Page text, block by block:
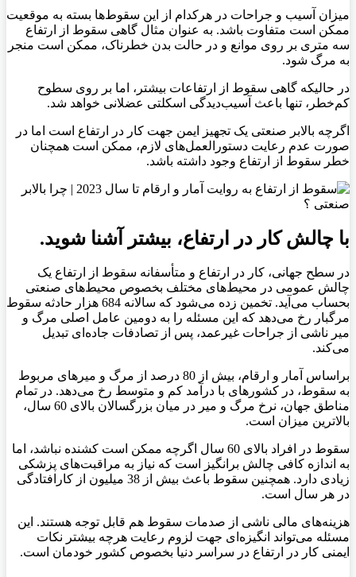
میزان آسیب و جراحات در هرکدام از این سقوط‌ها بسته به موقعیت
ممکن است متفاوت باشد. به عنوان مثال گاهی سقوط از ارتفاع
سه متری بر روی موانع و در حالت بدن خطرناک، ممکن است منجر
به مرگ شود.
در حالیکه گاهی سقوط از ارتفاعات بیشتر، اما بر روی سطوح
کم‌خطر، تنها باعث آسیب‌دیدگی اسکلتی عضلانی خواهد شد.
اگرچه بالابر صنعتی یک تجهیز ایمن جهت کار در ارتفاع است اما در
صورت عدم رعایت دستورالعمل‌های لازم، ممکن است همچنان
خطر سقوط از ارتفاع وجود داشته باشد.
با چالش کار در ارتفاع، بیشتر آشنا شوید.
در سطح جهانی، کار در ارتفاع و متأسفانه سقوط از ارتفاع یک
چالش عمومی در محیط‌های مختلف بخصوص محیط‌های صنعتی
بحساب می‌آید. تخمین زده می‌شود که سالانه 684 هزار حادثه سقوط
مرگبار رخ می‌دهد که این مسئله را به دومین عامل اصلی مرگ و
میر ناشی از جراحات غیرعمد، پس از تصادفات جاده‌ای تبدیل
می‌کند.
براساس آمار و ارقام، بیش از 80 درصد از مرگ و میرهای مربوط
به سقوط، در کشورهای با درآمد کم و متوسط رخ می‌دهد. در تمام
مناطق جهان، نرخ مرگ و میر در میان بزرگسالان بالای 60 سال،
بالاترین میزان است.
سقوط در افراد بالای 60 سال اگرچه ممکن است کشنده نباشد، اما
به اندازه کافی چالش برانگیز است که نیاز به مراقبت‌های پزشکی
زیادی دارد. همچنین سقوط باعث بیش از 38 میلیون از کارافتادگی
در هر سال است.
هزینه‌های مالی ناشی از صدمات سقوط هم قابل توجه هستند. این
مسئله می‌تواند انگیزه‌ای جهت لزوم رعایت هرچه بیشتر نکات
ایمنی کار در ارتفاع در سراسر دنیا بخصوص کشور خودمان است.